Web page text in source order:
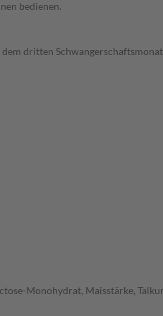
bedienen.
dritten
Monohydrat, Maisstärke,